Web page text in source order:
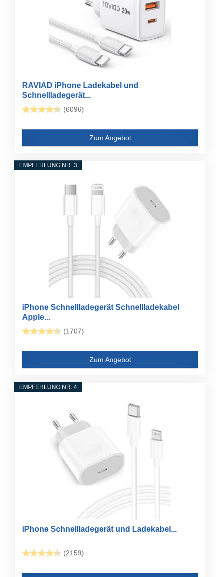
RAVIAD iPhone Ladekabel und
Schnellladegerät...
(6096)
Zum Angebot
EMPFEHLUNG NR. 3
iPhone Schnellladegerät Schnellladekabel
Apple...
(1707)
Zum Angebot
EMPFEHLUNG NR. 4
iPhone Schnellladegerät und Ladekabel...
(2159)